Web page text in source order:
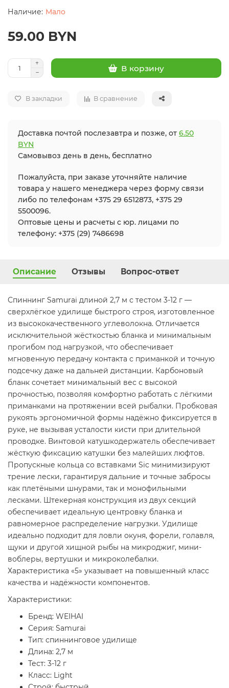
Мало
59.00 BYN
В корзину
В закладки В сравнение
Доставка почтой послезавтра и позже, от 6.50
BYN
Самовывоз день в день, бесплатно
Пожалуйста, при заказе уточняйте наличие
товара у нашего менеджера через форму связи
либо по телефонам +375 29 6512873, +375 29
5500096.
Оптовые цены и расчеты с юр. лицами по
телефону: +375 (29) 7486698
Описание Отзывы Вопрос-ответ
Спиннинг Samurai длиной 2,7 м с тестом 3-12 г —
сверхлёгкое удилище быстрого строя, изготовленное
из высококачественного углеволокна. Отличается
исключительной жёсткостью бланка и минимальным
прогибом под нагрузкой, что обеспечивает
мгновенную передачу контакта с приманкой и точную
подсечку даже на дальней дистанции. Карбоновый
бланк сочетает минимальный вес с высокой
прочностью, позволяя комфортно работать с лёгкими
приманками на протяжении всей рыбалки. Пробковая
рукоять эргономичной формы надёжно фиксируется в
руке, не вызывая усталости кисти при длительной
проводке. Винтовой катушкодержатель обеспечивает
жёсткую фиксацию катушки без малейших люфтов.
Пропускные кольца со вставками Sic минимизируют
трение лески, гарантируя дальние и точные забросы
как плетёными шнурами, так и монофильными
лесками. Штекерная конструкция из двух секций
обеспечивает идеальную центровку бланка и
равномерное распределение нагрузки. Удилище
идеально подходит для ловли окуня, форели, голавля,
щуки и другой хищной рыбы на микроджиг, мини-
воблеры, вертушки и микроколебалки.
Характеристика «5» указывает на повышенный класс
качества и надёжности компонентов.
Характеристики:
Бренд: WEIHAI
Серия: Samurai
Тип: спиннинговое удилище
Длина: 2,7 м
Тест: 3-12 г
Класс: Light